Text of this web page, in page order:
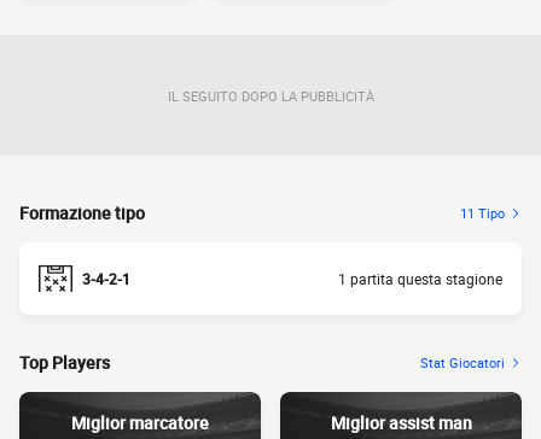
IL SEGUITO DOPO LA PUBBLICITÀ
Formazione tipo 11 Tipo
3-4-2-1 1 partita questa stagione
Top Players Stat Giocatori
Miglior marcatore Miglior assist man